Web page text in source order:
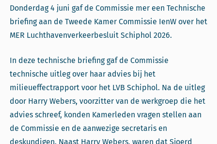
Donderdag 4 juni gaf de Commissie mer een Technische
briefing aan de Tweede Kamer Commissie IenW over het
MER Luchthavenverkeerbesluit Schiphol 2026.
In deze technische briefing gaf de Commissie
technische uitleg over haar advies bij het
milieueffectrapport voor het LVB Schiphol. Na de uitleg
door Harry Webers, voorzitter van de werkgroep die het
advies schreef, konden Kamerleden vragen stellen aan
de Commissie en de aanwezige secretaris en
deskundigen. Naast Harry Webers, waren dat Sjoerd